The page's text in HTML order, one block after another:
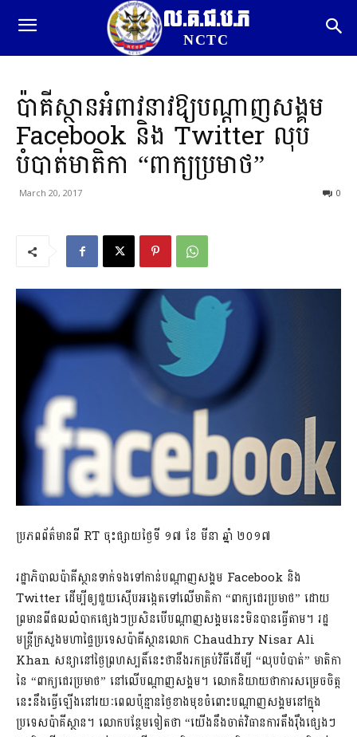
ល.គ.ជ.ប.ភ
NCTC
ប៉ាគីស្ថានអំពាវនាវឱ្យបណ្តាញសង្គម
Facebook និង Twitter លុប
បំបាត់មាតិកា “ពាក្យប្រមាថ”
March 20, 2017 0
ប្រភពព័ត៌មានពី RT ចុះផ្សាយថ្ងៃទី ១៧ ខែ មីនា ឆ្នាំ ២០១៧
រដ្ឋាភិបាលប៉ាគីស្ថានទាក់ទងទៅកាន់បណ្តាញសង្គម Facebook និង​
Twitter ដើម្បីឲ្យជួយស៊ើបអង្កេតទៅលើមាតិកា “ពាក្យជេរប្រមាថ” ដោយ
ព្រមានពីផលលំបាកផ្សេងៗប្រសិនបើបណ្តាញសង្គមនេះមិនបានធ្វើតាម។ រដ្ឋ
មន្ត្រីក្រសួងមហាផ្ទៃប្រទេសប៉ាគីស្ថានលោក Chaudhry Nisar Ali
Khan សន្យានៅថ្ងៃព្រហស្បតិ៍នេះថានឹងរកគ្រប់វិធីដើម្បី “លុបបំបាត់” មាតិកា
នៃ “ពាក្យជេរប្រមាថ” នៅលើបណ្តាញសង្គម។ លោកនិយាយថាការសម្រេចចិត្ត
នេះនឹងធ្វើឡើងនៅរយៈពេលប៉ុន្មានថ្ងៃខាងមុខចំពោះបណ្តាញសង្គមនៅក្នុង
ប្រទេសប៉ាគីស្ថាន។ លោកបន្ថែមទៀតថា “យើងនឹងចាត់វិធានការតឹងរ៉ឹងផ្សេងៗ